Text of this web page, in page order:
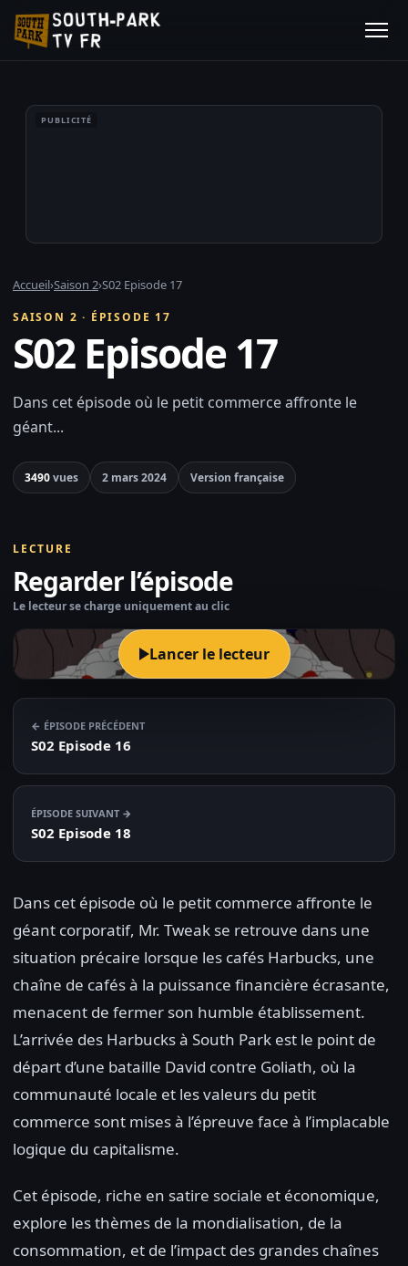
PUBLICITÉ
Accueil›Saison 2›S02 Episode 17
SAISON 2 · ÉPISODE 17
S02 Episode 17
Dans cet épisode où le petit commerce affronte le
géant...
3490vues 2 mars 2024 Version française
LECTURE
Regarder l’épisode
Le lecteur se charge uniquement au clic
Lancer le lecteur
← ÉPISODE PRÉCÉDENT
S02 Episode 16
ÉPISODE SUIVANT →
S02 Episode 18
Dans cet épisode où le petit commerce affronte le
géant corporatif, Mr. Tweak se retrouve dans une
situation précaire lorsque les cafés Harbucks, une
chaîne de cafés à la puissance financière écrasante,
menacent de fermer son humble établissement.
L’arrivée des Harbucks à South Park est le point de
départ d’une bataille David contre Goliath, où la
communauté locale et les valeurs du petit
commerce sont mises à l’épreuve face à l’implacable
logique du capitalisme.
Cet épisode, riche en satire sociale et économique,
explore les thèmes de la mondialisation, de la
consommation, et de l’impact des grandes chaînes